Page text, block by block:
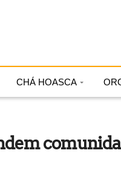
CHÁ HOASCA